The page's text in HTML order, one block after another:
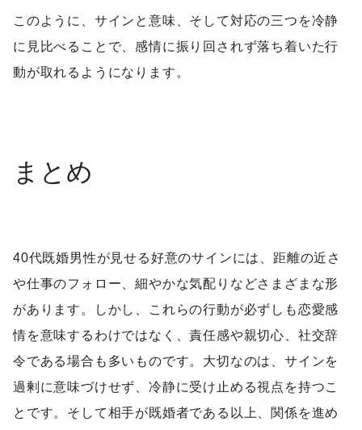
このように、サインと意味、そして対応の三つを冷静
に見比べることで、感情に振り回されず落ち着いた行
動が取れるようになります。
まとめ
40代既婚男性が見せる好意のサインには、距離の近さ
や仕事のフォロー、細やかな気配りなどさまざまな形
があります。しかし、これらの行動が必ずしも恋愛感
情を意味するわけではなく、責任感や親切心、社交辞
令である場合も多いものです。大切なのは、サインを
過剰に意味づけせず、冷静に受け止める視点を持つこ
とです。そして相手が既婚者である以上、関係を進め